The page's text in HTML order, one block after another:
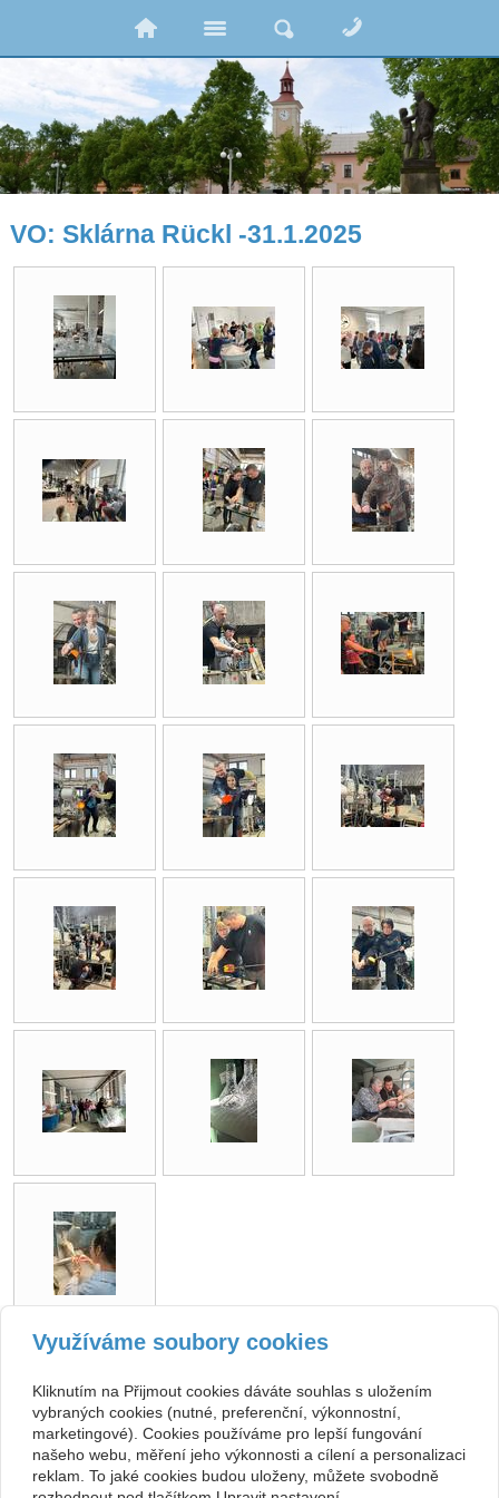
VO: Sklárna Rückl -31.1.2025
Kontakt
Základní umělecká škola
Komenského 189, 27101
Nové Strašecí
+420 313 572 441
info@zusnovestraseci.cz
Využíváme soubory cookies
Kliknutím na Přijmout cookies dáváte souhlas s uložením
vybraných cookies (nutné, preferenční, výkonnostní,
marketingové). Cookies používáme pro lepší fungování
našeho webu, měření jeho výkonnosti a cílení a personalizaci
reklam. To jaké cookies budou uloženy, můžete svobodně